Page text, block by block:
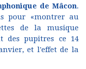
de Mâcon.
pour «montrer au
de la musique
des pupitres ce 14
et l'effet de la